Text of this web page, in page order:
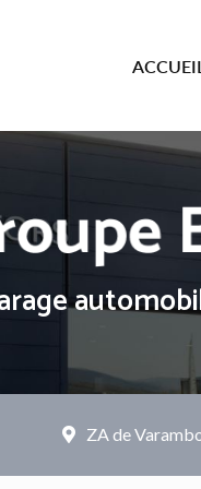
ACCUEIL
ZA de